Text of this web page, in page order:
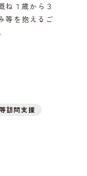
ね１歳から３
等を抱えるご
訪問支援